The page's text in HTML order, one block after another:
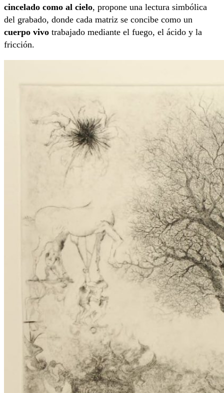
cincelado como al cielo, propone una lectura simbólica
del grabado, donde cada matriz se concibe como un
cuerpo vivo trabajado mediante el fuego, el ácido y la
fricción.